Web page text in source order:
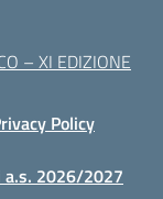
– XI EDIZIONE
Policy
a.s. 2026/2027